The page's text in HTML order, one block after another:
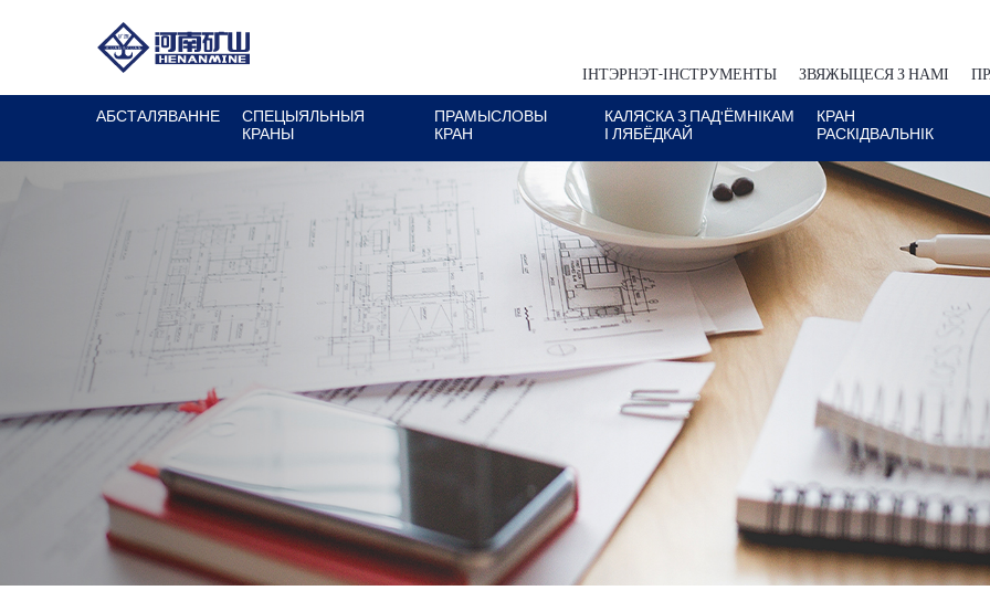
ІНТЭРНЭТ-ІНСТРУМЕНТЫ ЗВЯЖЫЦЕСЯ З НАМІ
АБСТАЛЯВАННЕ
СПЕЦЫЯЛЬНЫЯ
КРАНЫ
ПРАМЫСЛОВЫ
КРАН
КАЛЯСКА З ПАД'ЁМНІКАМ
І ЛЯБЁДКАЙ
КРАН
РАСКІДВАЛЬНІК